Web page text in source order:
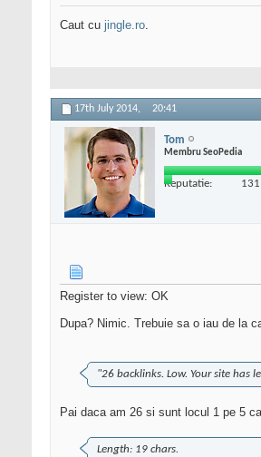
Caut cu jingle.ro.
17th July 2014, 20:41
Tom
Membru SeoPedia
Reputatie: 131
Register to view: OK
Dupa? Nimic. Trebuie sa o iau de la
"26 backlinks. Low. Your site has
Pai daca am 26 si sunt locul 1 pe 5
Length: 19 chars.